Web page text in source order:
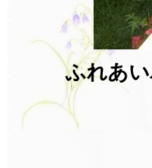
ふれあ